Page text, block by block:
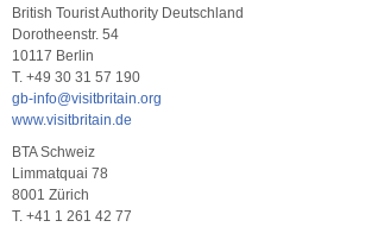
British Tourist Authority Deutschland
Dorotheenstr. 54
10117 Berlin
T. +49 30 31 57 190
gb-info@visitbritain.org
www.visitbritain.de
BTA Schweiz
Limmatquai 78
8001 Zürich
T. +41 1 261 42 77